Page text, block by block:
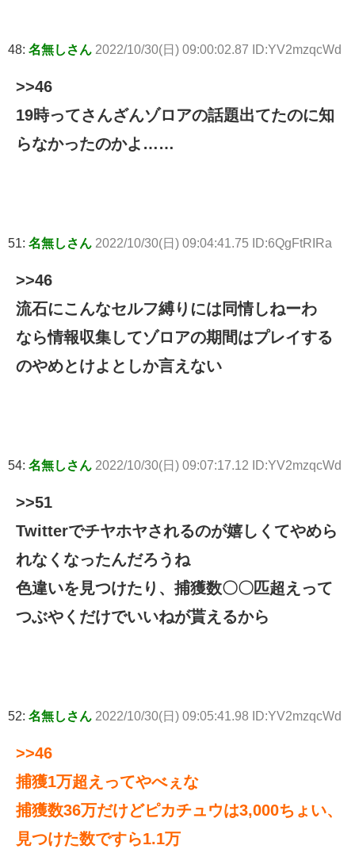
48: 名無しさん 2022/10/30(日) 09:00:02.87 ID:YV2mzqcWd
>>46
19時ってさんざんゾロアの話題出てたのに知
らなかったのかよ……
51: 名無しさん 2022/10/30(日) 09:04:41.75 ID:6QgFtRIRa
>>46
流石にこんなセルフ縛りには同情しねーわ
なら情報収集してゾロアの期間はプレイする
のやめとけよとしか言えない
54: 名無しさん 2022/10/30(日) 09:07:17.12 ID:YV2mzqcWd
>>51
Twitterでチヤホヤされるのが嬉しくてやめら
れなくなったんだろうね
色違いを見つけたり、捕獲数〇〇匹超えって
つぶやくだけでいいねが貰えるから
52: 名無しさん 2022/10/30(日) 09:05:41.98 ID:YV2mzqcWd
>>46
捕獲1万超えってやべぇな
捕獲数36万だけどピカチュウは3,000ちょい、
見つけた数ですら1.1万